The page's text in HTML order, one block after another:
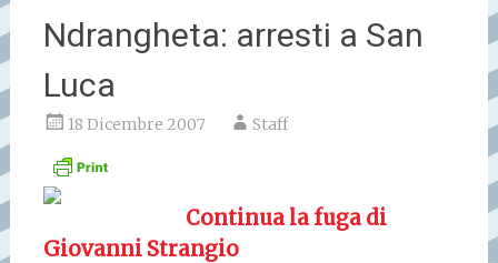
Ndrangheta: arresti a San
Luca
18 Dicembre 2007 Staff
Continua la fuga di
Giovanni Strangio